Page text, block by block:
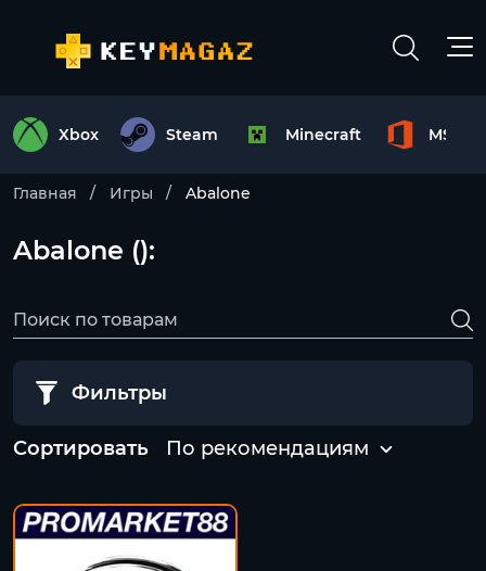
Xbox Steam Minecraft MS
Главная Игры Abalone
Abalone ():
Фильтры
Сортировать По рекомендациям